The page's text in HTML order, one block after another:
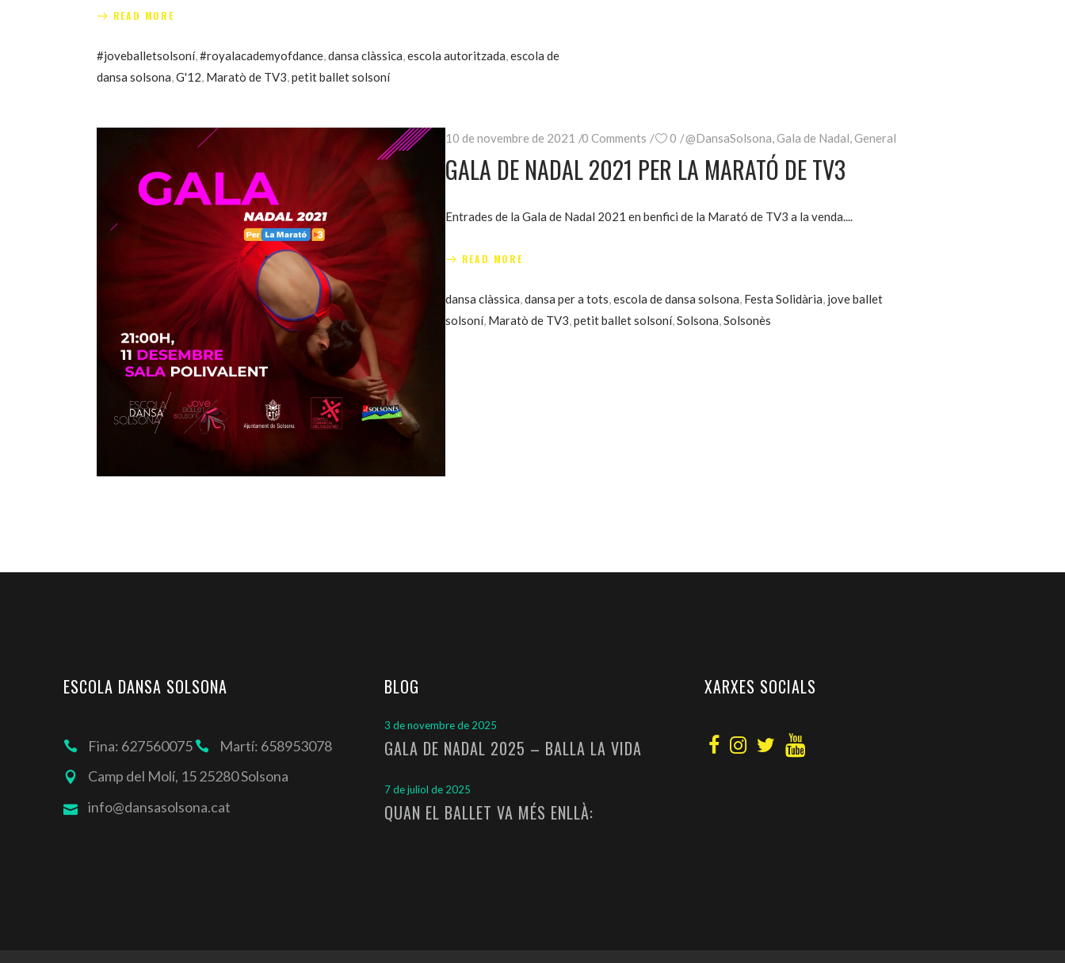
READ MORE
#joveballetsolsoní,#royalacademyofdance,dansa clàssica,escola autoritzada,escola de
dansa solsona,G'12, Maratò de TV3,petit ballet solsoní
10 de novembre de 2021 0 Comments 0 @DansaSolsona,Gala de Nadal,General
GALA DE NADAL 2021 PER LA MARATÓ DE TV3
Entrades de la Gala de Nadal 2021 en benfici de la Marató de TV3 a la venda.
READ MORE
dansa clàssica,dansa per a tots,escola de dansa solsona, Festa Solidària, jove ballet
solsoní, Maratò de TV3,petit ballet solsoní,Solsona,Solsonès
ESCOLA DANSA SOLSONA
Fina: 627560075
Martí: 658953078
Camp del Molí, 15 25280 Solsona
info@dansasolsona.cat
BLOG
3 de novembre de 2025
GALA DE NADAL 2025 – BALLA LA VIDA
7 de juliol de 2025
QUAN EL BALLET VA MÉS ENLLÀ:
XARXES SOCIALS